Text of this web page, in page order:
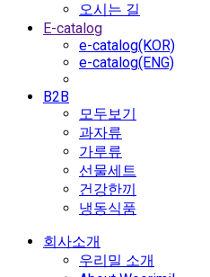
오시는 길
E-catalog
e-catalog(KOR)
e-catalog(ENG)
B2B
모두보기
과자류
가루류
선물세트
건강한끼
냉동식품
회사소개
우리밀 소개